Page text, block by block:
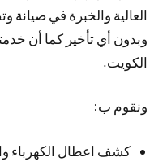
العالية والخبرة في صيانة
وبدون أي تأخير كما أن
الكويت.
ونقوم ب:
كشف اعطال الكهرباء